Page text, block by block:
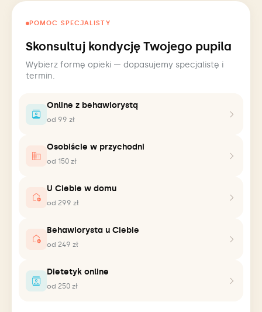
POMOC SPECJALISTY
Skonsultuj kondycję Twojego pupila
Wybierz formę opieki — dopasujemy specjalistę i
termin.
Online z behawiorystą
od 99 zł
Osobiście w przychodni
od 150 zł
U Ciebie w domu
od 299 zł
Behawiorysta u Ciebie
od 249 zł
Dietetyk online
od 250 zł